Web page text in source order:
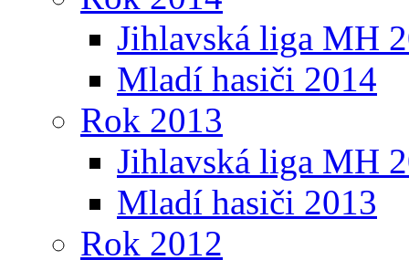
Jihlavská liga MH
Mladí hasiči 2014
Rok 2013
Jihlavská liga MH
Mladí hasiči 2013
Rok 2012